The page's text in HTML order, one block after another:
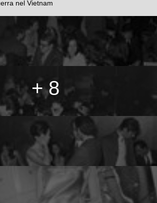
nel Vietnam
+ 8